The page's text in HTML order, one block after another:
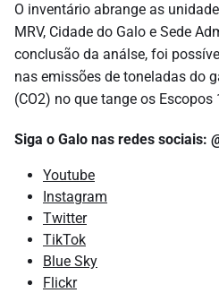
O inventário abrange as
MRV, Cidade do Galo e Sede
conclusão da análse, foi
nas emissões de toneladas do
(CO2) no que tange os Escopos
Siga o Galo nas redes sociais:
Youtube
Instagram
Twitter
TikTok
Blue Sky
Flickr